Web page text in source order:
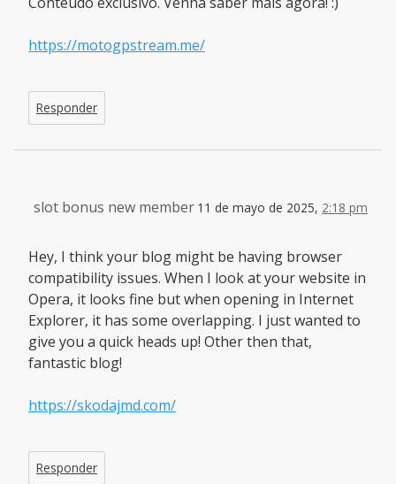
https://motogpstream.me/
Responder
slot bonus new member 11 de mayo de 2025, 2:18 pm
Hey, I think your blog might be having browser
compatibility issues. When I look at your website in
Opera, it looks fine but when opening in Internet
Explorer, it has some overlapping. I just wanted to
give you a quick heads up! Other then that,
fantastic blog!
https://skodajmd.com/
Responder